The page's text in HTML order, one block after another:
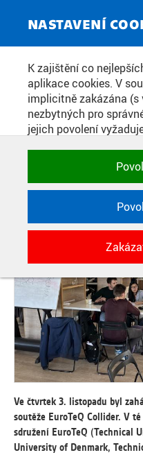
NASTAVENÍ
K zajištění co
aplikace cookies. V
implicitně zakázána
nezbytných pro
jejich povolení
zakázat, případně
kategorie. Svoje
kdykoli změnit.
POTŘEBNÉ
Technické cookies
ČVUT pro uchování
vlastností a
nezbytné pro správné
vždy aktivní.
ANALYTICKÉ
Slouží pro získávání
vylepšovat naše
cookies systémů
těmto účelům
DO SOUTĚŽE
SE
7. 11. 2022
Ve čtvrtek 3. listopadu byl
soutěže EuroTeQ Collider. V
sdružení EuroTeQ (Technical
University of Denmark,